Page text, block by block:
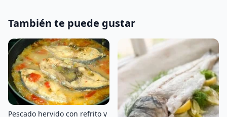
También te puede gustar
Pescado hervido con refrito y